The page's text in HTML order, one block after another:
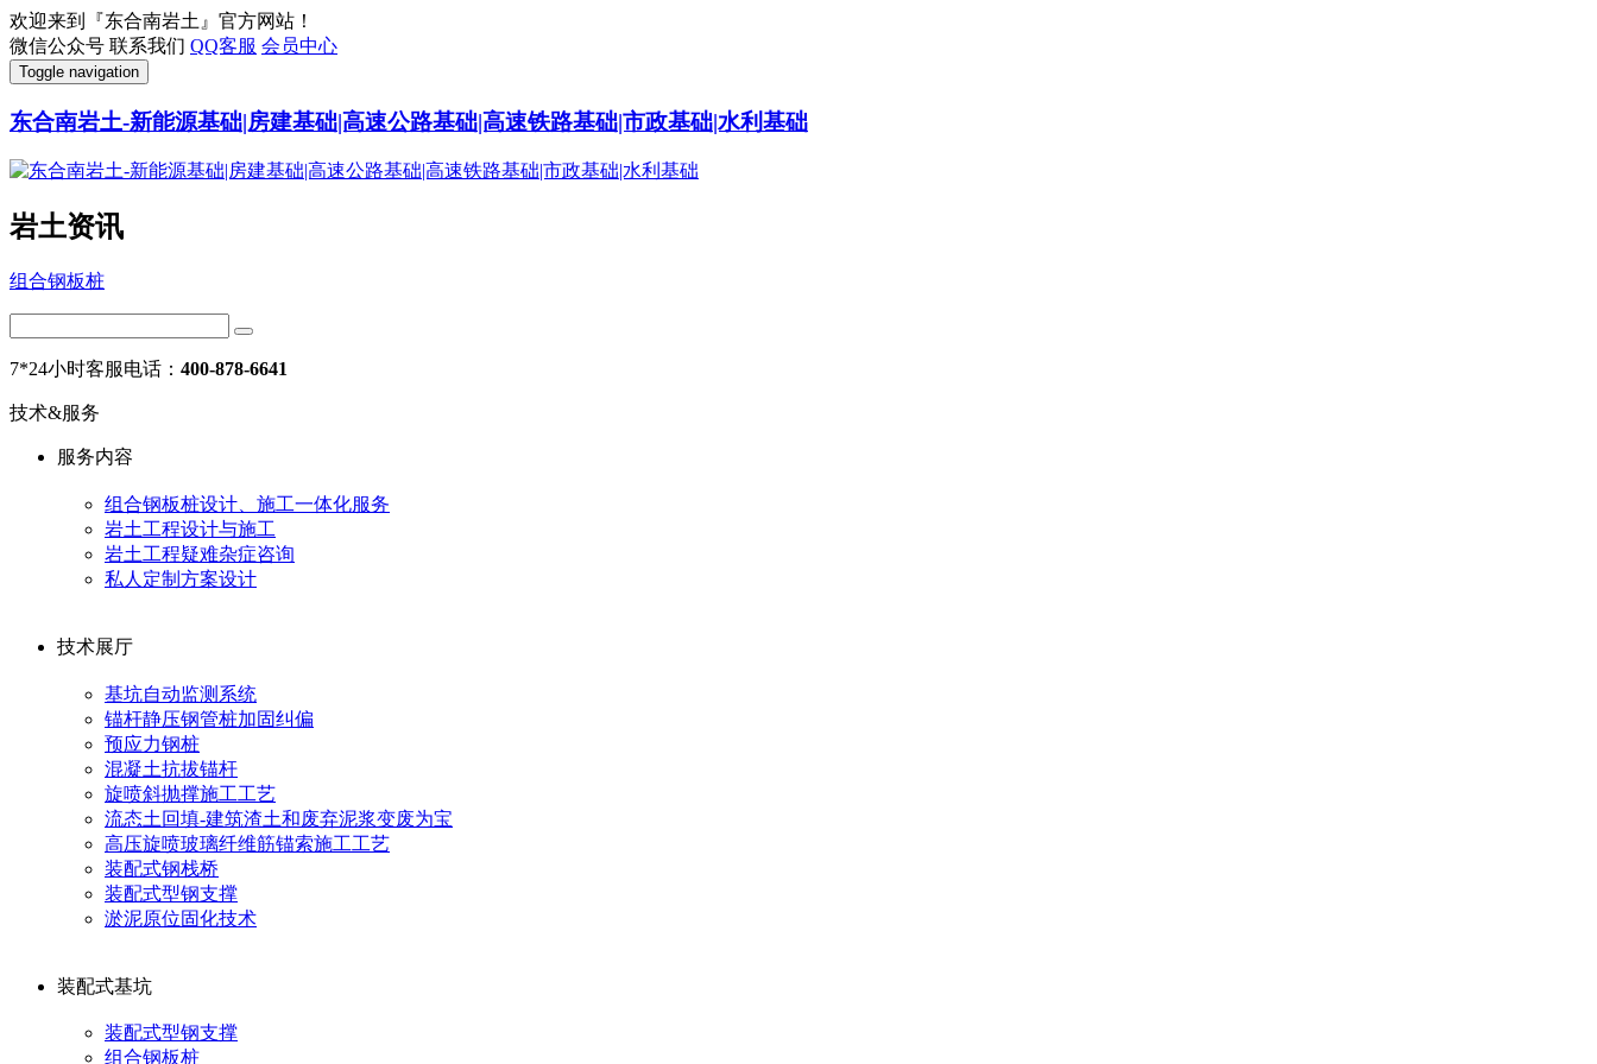
欢迎来到『东合南岩土』官方网站！
微信公众号 联系我们 QQ客服 会员中心
Toggle navigation
东合南岩土-新能源基础|房建基础|高速公路基础|高速铁路基础|市政基础|水利基础
岩土资讯
组合钢板桩
7*24小时客服电话： 400-878-6641
技术&服务
服务内容
组合钢板桩设计、施工一体化服务
岩土工程设计与施工
岩土工程疑难杂症咨询
私人定制方案设计
技术展厅
基坑自动监测系统
锚杆静压钢管桩加固纠偏
预应力钢桩
混凝土抗拔锚杆
旋喷斜抛撑施工工艺
流态土回填-建筑渣土和废弃泥浆变废为宝
高压旋喷玻璃纤维筋锚索施工工艺
装配式钢栈桥
装配式型钢支撑
淤泥原位固化技术
装配式基坑
装配式型钢支撑
组合钢板桩